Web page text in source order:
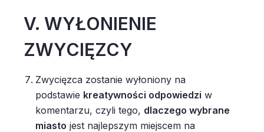
V. WYŁONIENIE
ZWYCIĘZCY
Zwycięzca zostanie wyłoniony na
podstawie kreatywności odpowiedzi w
komentarzu, czyli tego, dlaczego wybrane
miasto jest najlepszym miejscem na